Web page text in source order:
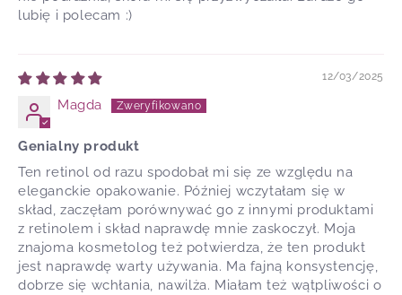
lubię i polecam :)
12/03/2025
Magda
Genialny produkt
Ten retinol od razu spodobał mi się ze względu na
eleganckie opakowanie. Później wczytałam się w
skład, zaczęłam porównywać go z innymi produktami
z retinolem i skład naprawdę mnie zaskoczył. Moja
znajoma kosmetolog też potwierdza, że ten produkt
jest naprawdę warty używania. Ma fajną konsystencję,
dobrze się wchłania, nawilża. Miałam też wątpliwości o